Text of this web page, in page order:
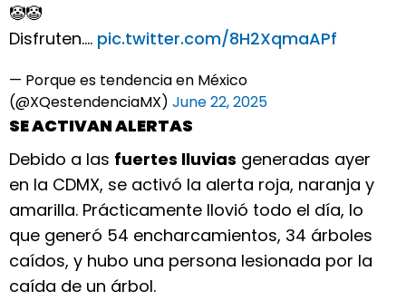
🤡🤡
Disfruten.… pic.twitter.com/8H2XqmaAPf
— Porque es tendencia en México
(@XQestendenciaMX) June 22, 2025
SE ACTIVAN ALERTAS
Debido a las fuertes lluvias generadas ayer
en la CDMX, se activó la alerta roja, naranja y
amarilla. Prácticamente llovió todo el día, lo
que generó 54 encharcamientos, 34 árboles
caídos, y hubo una persona lesionada por la
caída de un árbol.